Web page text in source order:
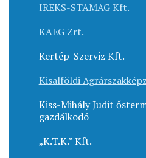
IREKS-STAMAG Kft.
KAEG Zrt.
Kertép-Szerviz Kft.
Kisalföldi
Kiss-Mihály Judit
gazdálkodó
„K.T.K.” Kft.